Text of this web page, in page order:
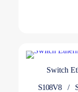
Switch
S108V8 /